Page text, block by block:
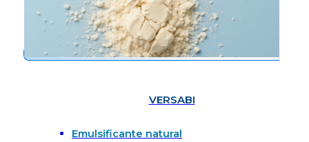
VERSABI
Emulsificante natural